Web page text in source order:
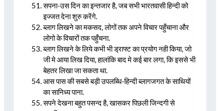
सपना-उस दिन का इन्तजार है, जब सभी भारतवासी हिन्दी को
इज्जत देना शुरु करेंगे.
ब्लाग लिखने का मकसद, लोगों तक अपने विचार पहुँचाना और
लोगो के विचारों तक पहुँचना.
ब्लाग लिखने के लिये कभी भी ड्राफ्ट का प्रयोग नही किया, जो
जी मे आया लिख दिया, हालांकि बाद मे कई बार लगा, कि इससे भी
बेहतर लिखा जा सकता था.
आस पास की सबसे बड़ी उपलब्धि-हिन्दी ब्लागजगत के साथियों
का सानिध्य पाना.
सपने देखना बहुत पसन्द है, खासकर पिछली जिन्दगी से